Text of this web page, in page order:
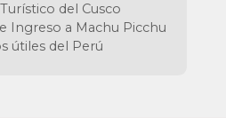
del Cusco
Ingreso a Machu Picchu
útiles del Perú